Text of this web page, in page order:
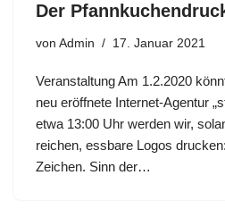
Der
von Admin 17. Januar 2021
Veranstaltung Am 1.2.2020
neu eröffnete Internet-Agentur
etwa 13:00 Uhr werden wir,
reichen, essbare Logos
Zeichen. Sinn der…